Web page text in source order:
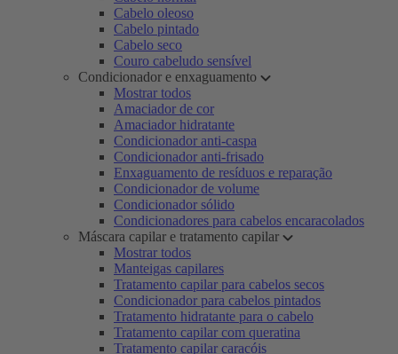
Cabelo oleoso
Cabelo pintado
Cabelo seco
Couro cabeludo sensível
Condicionador e enxaguamento
Mostrar todos
Amaciador de cor
Amaciador hidratante
Condicionador anti-caspa
Condicionador anti-frisado
Enxaguamento de resíduos e reparação
Condicionador de volume
Condicionador sólido
Condicionadores para cabelos encaracolados
Máscara capilar e tratamento capilar
Mostrar todos
Manteigas capilares
Tratamento capilar para cabelos secos
Condicionador para cabelos pintados
Tratamento hidratante para o cabelo
Tratamento capilar com queratina
Tratamento capilar caracóis